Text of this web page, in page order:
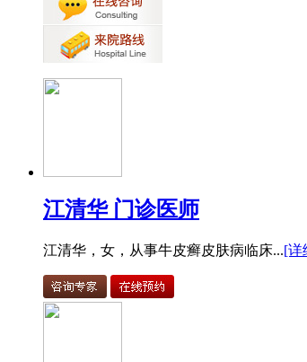
江清华 门诊医师
江清华，女，从事牛皮癣皮肤病临床...[详